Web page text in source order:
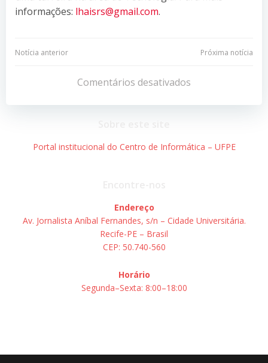
informações: lhaisrs@gmail.com.
Navegação
Post
Notícia anterior
Navegação
de
Post
Próxima notícia
Comentários desativados
Portal institucional do Centro de Informática – UFPE
Endereço
Av. Jornalista Aníbal Fernandes, s/n – Cidade Universitária.
Recife-PE – Brasil
CEP: 50.740-560
Horário
Segunda–Sexta: 8:00–18:00